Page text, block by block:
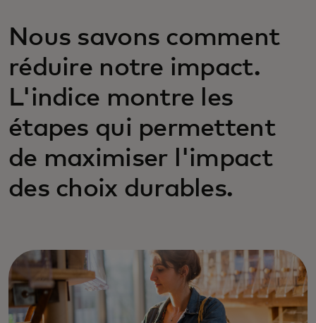
Nous savons comment
réduire notre impact.
L'indice montre les
étapes qui permettent
de maximiser l'impact
des choix durables.